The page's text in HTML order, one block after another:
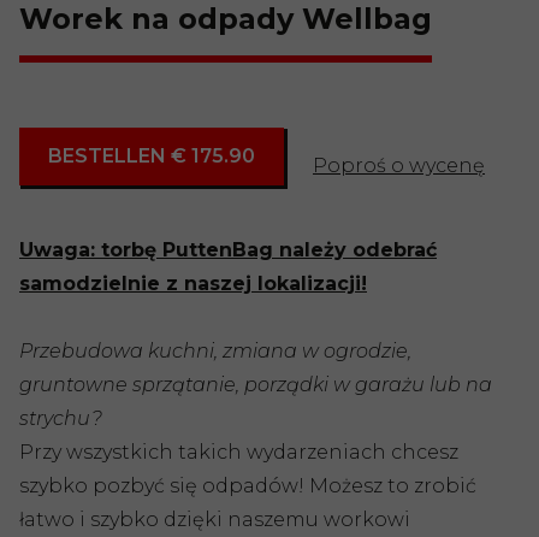
Worek na odpady Wellbag
BESTELLEN € 175.90 Poproś o wycenę
Uwaga: torbę PuttenBag należy odebrać
samodzielnie z naszej lokalizacji!
Przebudowa kuchni, zmiana w ogrodzie,
gruntowne sprzątanie, porządki w garażu lub na
strychu?
Przy wszystkich takich wydarzeniach chcesz
szybko pozbyć się odpadów! Możesz to zrobić
łatwo i szybko dzięki naszemu workowi